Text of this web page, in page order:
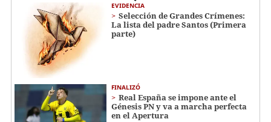
EVIDENCIA
Selección de Grandes Crímenes:
La lista del padre Santos (Primera
parte)
FINALIZÓ
Real España se impone ante el
Génesis PN y va a marcha perfecta
en el Apertura